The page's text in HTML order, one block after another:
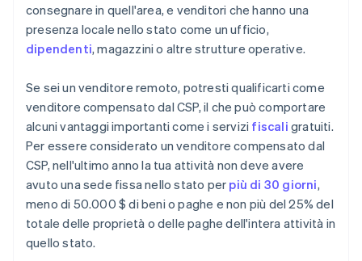
consegnare in quell'area, e venditori che hanno una
presenza locale nello stato come un ufficio,
dipendenti, magazzini o altre strutture operative.
Se sei un venditore remoto, potresti qualificarti come
venditore compensato dal CSP, il che può comportare
alcuni vantaggi importanti come i servizi fiscali gratuiti.
Per essere considerato un venditore compensato dal
CSP, nell'ultimo anno la tua attività non deve avere
avuto una sede fissa nello stato per più di 30 giorni,
meno di 50.000 $ di beni o paghe e non più del 25% del
totale delle proprietà o delle paghe dell'intera attività in
quello stato.